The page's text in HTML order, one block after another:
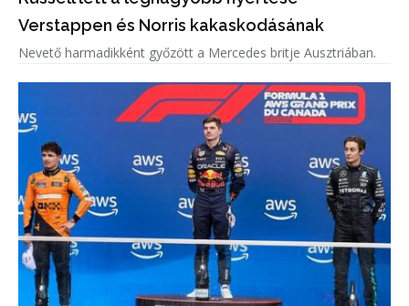
Verstappen és Norris kakaskodásának
Nevető harmadikként győzött a Mercedes britje Ausztriában.